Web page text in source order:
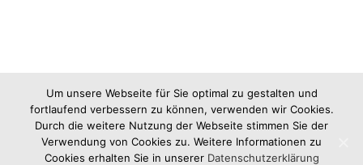
Um unsere Webseite für Sie optimal zu gestalten und
fortlaufend verbessern zu können, verwenden wir Cookies.
Durch die weitere Nutzung der Webseite stimmen Sie der
Verwendung von Cookies zu. Weitere Informationen zu
Cookies erhalten Sie in unserer Datenschutzerklärung